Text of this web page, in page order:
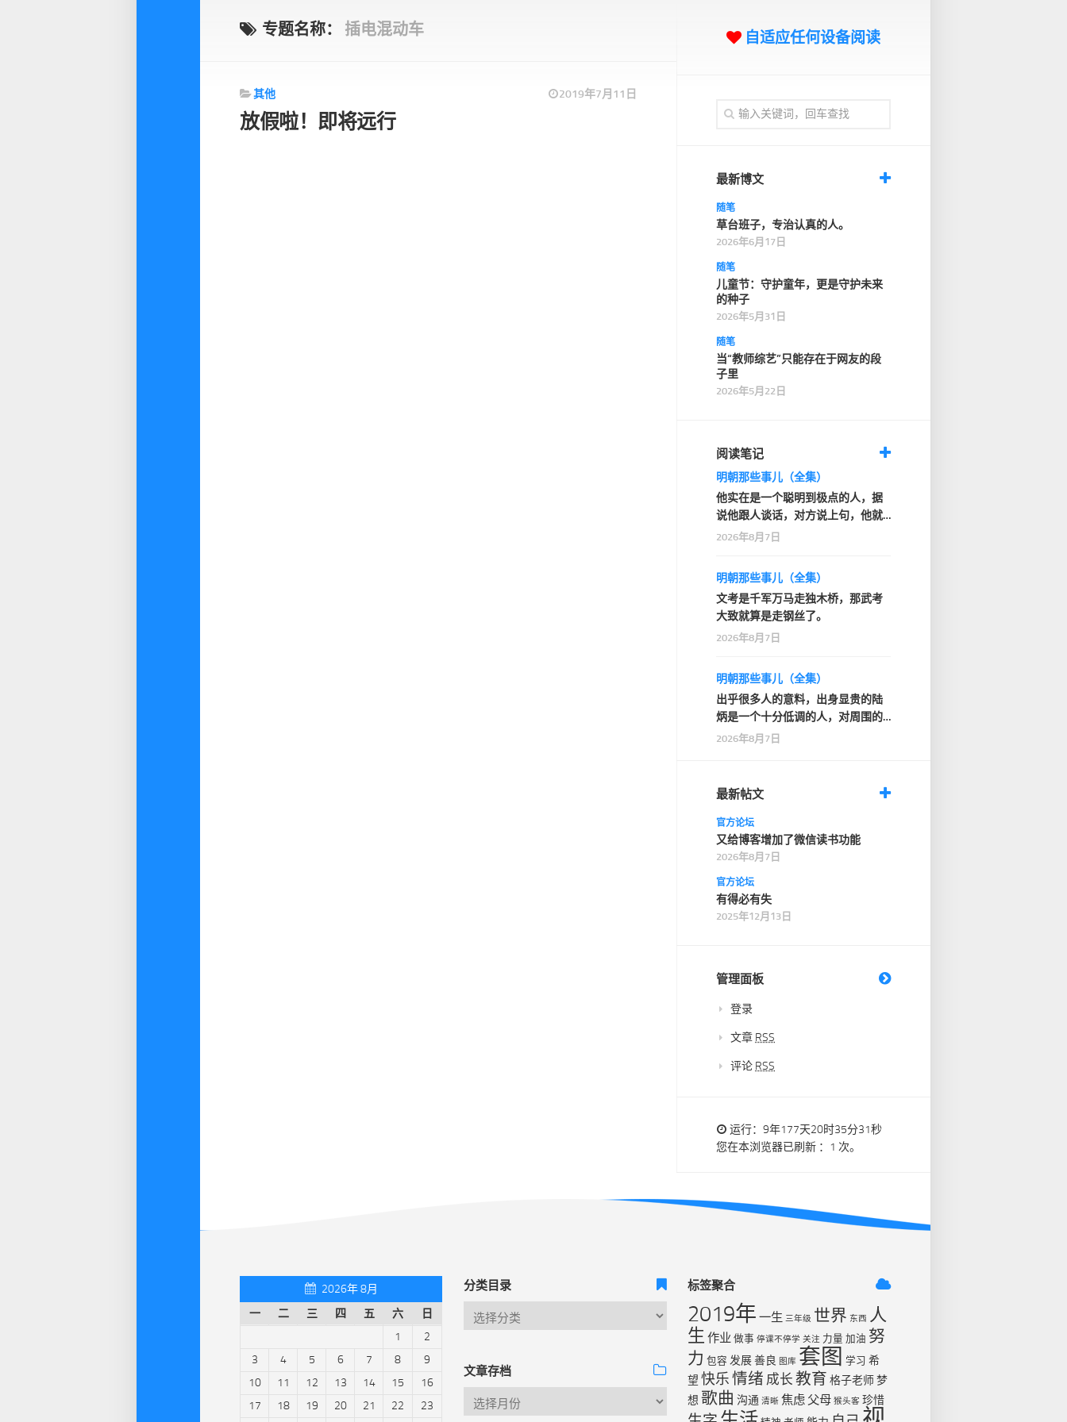
专题名称： 插电混动车
其他 2019年7月11日
放假啦！即将远行
自适应任何设备阅读
最新博文
随笔
草台班子，专治认真的人。
2026年6月17日
随笔
儿童节：守护童年，更是守护未来
的种子
2026年5月31日
随笔
当“教师综艺”只能存在于网友的段
子里
2026年5月22日
阅读笔记
明朝那些事儿（全集）
他实在是一个聪明到极点的人，据
说他跟人谈话，对方说上句，他就
知道人家下句要说什…
2026年8月7日
明朝那些事儿（全集）
文考是千军万马走独木桥，那武考
大致就算是走钢丝了。
2026年8月7日
明朝那些事儿（全集）
出乎很多人的意料，出身显贵的陆
炳是一个十分低调的人，对周围的
人也十分客气，没有…
2026年8月7日
最新帖文
官方论坛
又给博客增加了微信读书功能
2026年8月7日
官方论坛
有得必有失
2025年12月13日
管理面板
登录
文章 RSS
评论 RSS
运行：9年177天20时35分31秒
您在本浏览器已刷新 ：1 次。
2026年 8月
一
二 三 四 五 六
日
1
2
3
4 5 6 7 8
9
10
11 12 13 14 15
16
17
18 19 20 21 22 23
分类目录
文章存档
标签聚合
2019年 一生 三年级 世界 东西 人
生 作业 做事 停课不停学 关注 力量 加油 努
力 包容 发展善良 图库 套图 学习 希
望 快乐情绪 成长 教育 格子老师梦
想 歌曲 沟通 清晰 焦虑 父母 猴头客 珍惜